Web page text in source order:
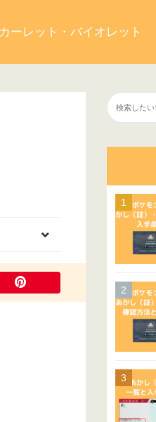
ーレット・バイオレット